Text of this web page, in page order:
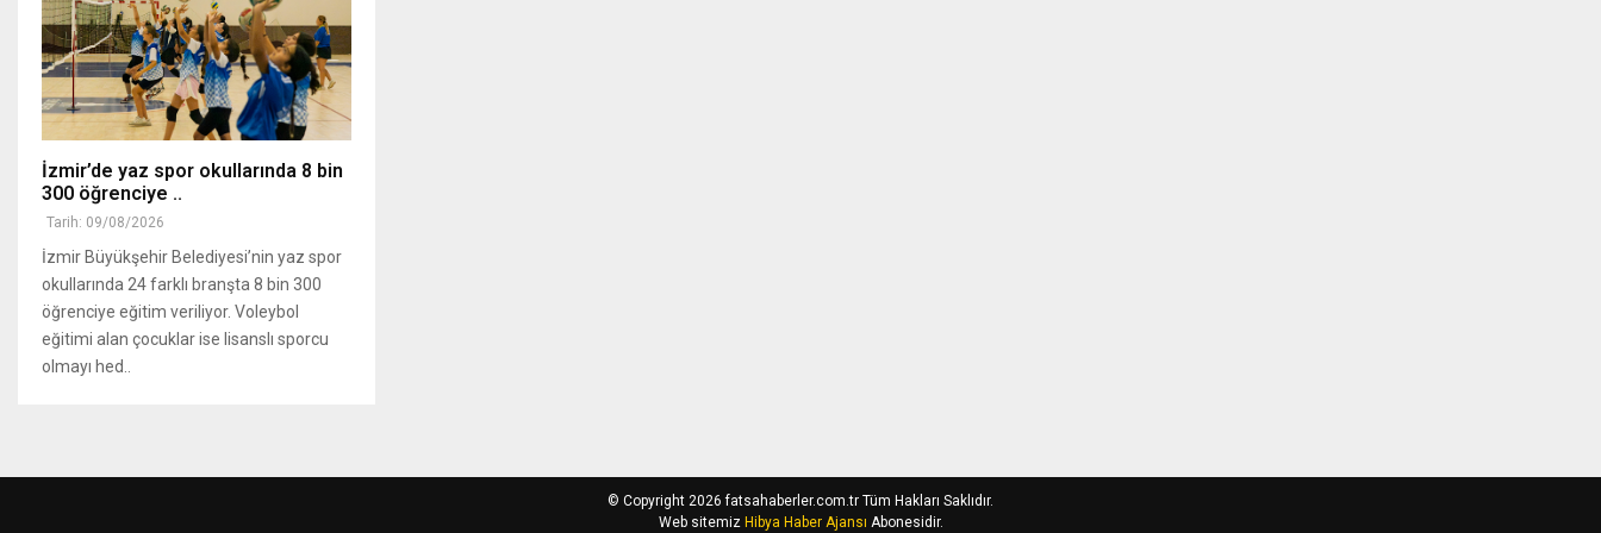
İzmir’de yaz spor okullarında 8 bin
300 öğrenciye ..
Tarih: 09/08/2026
İzmir Büyükşehir Belediyesi’nin yaz spor
okullarında 24 farklı branşta 8 bin 300
öğrenciye eğitim veriliyor. Voleybol
eğitimi alan çocuklar ise lisanslı sporcu
olmayı hed..
© Copyright 2026 fatsahaberler.com.tr Tüm Hakları Saklıdır.
Web sitemiz Hibya Haber Ajansı Abonesidir.